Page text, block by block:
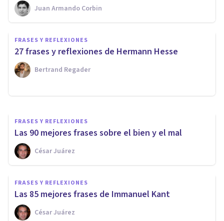
Juan Armando Corbin
FRASES Y REFLEXIONES
27 frases y reflexiones de Hermann Hesse
Bertrand Regader
Las 70 mejores frases de
Santiago Ramón y Cajal
FRASES Y REFLEXIONES
Las 90 mejores frases sobre el bien y el mal
César Juárez
FRASES Y REFLEXIONES
Las 85 mejores frases de Immanuel Kant
César Juárez